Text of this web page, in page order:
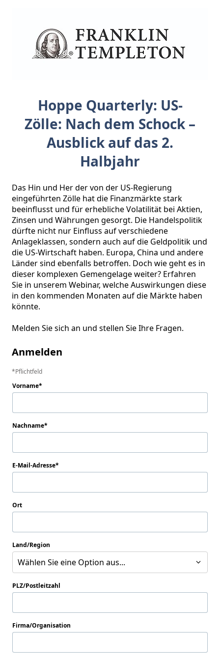
Hoppe Quarterly: US-
Zölle: Nach dem Schock –
Ausblick auf das 2.
Halbjahr
Das Hin und Her der von der US-Regierung
eingeführten Zölle hat die Finanzmärkte stark
beeinflusst und für erhebliche Volatilität bei Aktien,
Zinsen und Währungen gesorgt. Die Handelspolitik
dürfte nicht nur Einfluss auf verschiedene
Anlageklassen, sondern auch auf die Geldpolitik und
die US-Wirtschaft haben. Europa, China und andere
Länder sind ebenfalls betroffen. Doch wie geht es in
dieser komplexen Gemengelage weiter? Erfahren
Sie in unserem Webinar, welche Auswirkungen diese
in den kommenden Monaten auf die Märkte haben
könnte.
Melden Sie sich an und stellen Sie Ihre Fragen.
Anmelden
Pflichtfeld
Vorname
Nachname
E-Mail-Adresse
Ort
Land/Region
Wählen Sie eine Option aus...
PLZ/Postleitzahl
Firma/Organisation